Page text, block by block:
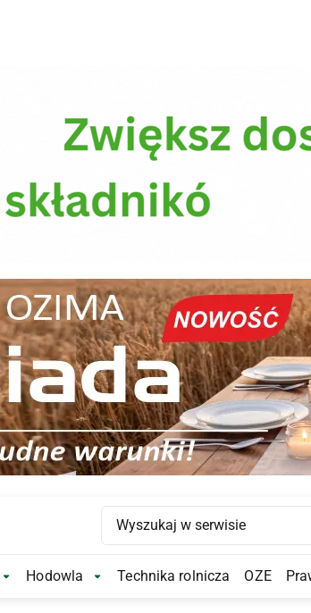
Main
Submenu
Uprawa Submenu
Hodowla Hodowla Submenu
Technika rolnicza OZE